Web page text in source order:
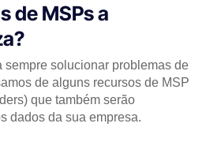
de MSPs a
sempre solucionar problemas de
de alguns recursos de MSP
que também serão
dados da sua empresa.